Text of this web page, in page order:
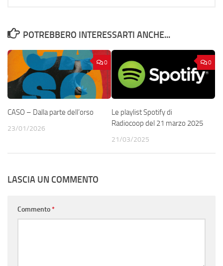
POTREBBERO INTERESSARTI ANCHE...
0
CASO – Dalla parte dell’orso
23/01/2026
0
Le playlist Spotify di
Radiocoop del 21 marzo 2025
21/03/2025
LASCIA UN COMMENTO
Commento*